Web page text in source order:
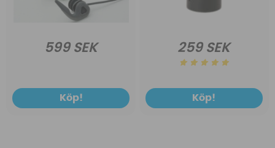
599 SEK
Köp!
259 SEK
Köp!